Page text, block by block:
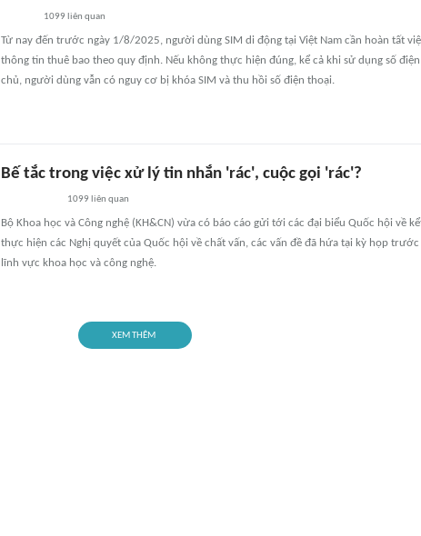
1099 liên quan
Từ nay đến trước ngày 1/8/2025, người dùng SIM di động tại Việt Nam cần hoàn tất
thông tin thuê bao theo quy định. Nếu không thực hiện đúng, kể cả khi sử dụng số
chủ, người dùng vẫn có nguy cơ bị khóa SIM và thu hồi số điện thoại.
Bế tắc trong việc xử lý tin nhắn 'rác', cuộc gọi 'rác'?
1099 liên quan
Bộ Khoa học và Công nghệ (KH&CN) vừa có báo cáo gửi tới các đại biểu Quốc hội về
thực hiện các Nghị quyết của Quốc hội về chất vấn, các vấn đề đã hứa tại kỳ họp
lĩnh vực khoa học và công nghệ.
XEM THÊM